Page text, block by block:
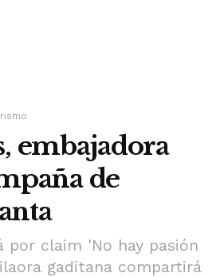
embajadora
de
por claim 'No hay pasión
gaditana compartirá